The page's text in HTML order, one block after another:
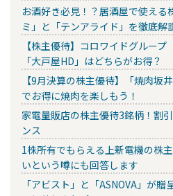
お酒好き必見！？居酒屋で使える
ミ」と「テンアライド」を徹底解
【株主優待】コロワイドグルー
「大戸屋HD」はどちらがお得？
【9月決算の株主優待】「焼肉坂
でお得に焼肉を楽しもう！
家電量販店の株主優待3銘柄！割
ンス
1株所有でもらえる上新電機の株
いという噂にも回答します
「アビスト」と「ASNOVA」が